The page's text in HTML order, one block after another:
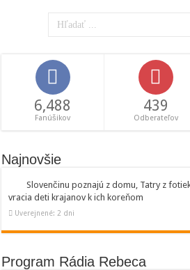
6,488
Fanúšikov
439
Odberateľov
Najnovšie
Slovenčinu poznajú z domu, Tatry z
vracia deti krajanov k ich koreňom
Uverejnené: 2 dni
Program Rádia Rebeca